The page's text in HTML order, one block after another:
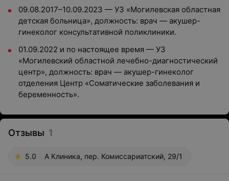
09.08.2017–10.09.2023 — УЗ «Могилевская областная
детская больница», должность: врач — акушер-
гинеколог консультативной поликлиники.
01.09.2022 и по настоящее время — УЗ
«Могилевский областной лечебно-диагностический
центр», должность: врач — акушер-гинеколог
отделения Центр «Соматические заболевания и
беременность».
Отзывы 1
5.0 А Клиника, пер. Комиссариатский, 29/1